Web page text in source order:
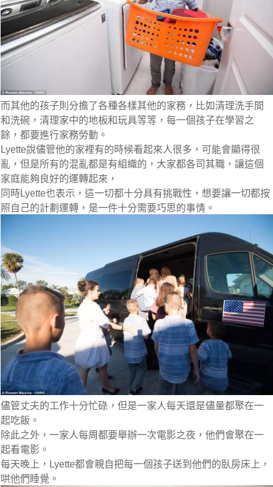
而其他的孩子則分擔了各種各樣其他的家務，比如清理洗手間
和洗碗，清理家中的地板和玩具等等，每一個孩子在學習之
餘，都要進行家務勞動。
Lyette說儘管他的家裡有的時候看起來人很多，可能會顯得很
亂，但是所有的混亂都是有組織的，大家都各司其職，讓這個
家庭能夠良好的運轉起來，
同時Lyette也表示，這一切都十分具有挑戰性，想要讓一切都按
照自己的計劃運轉，是一件十分需要巧思的事情。
儘管丈夫的工作十分忙碌，但是一家人每天還是儘量都聚在一
起吃飯。
除此之外，一家人每周都要舉辦一次電影之夜，他們會聚在一
起看電影。
每天晚上，Lyette都會親自把每一個孩子送到他們的臥房床上，
哄他們睡覺。